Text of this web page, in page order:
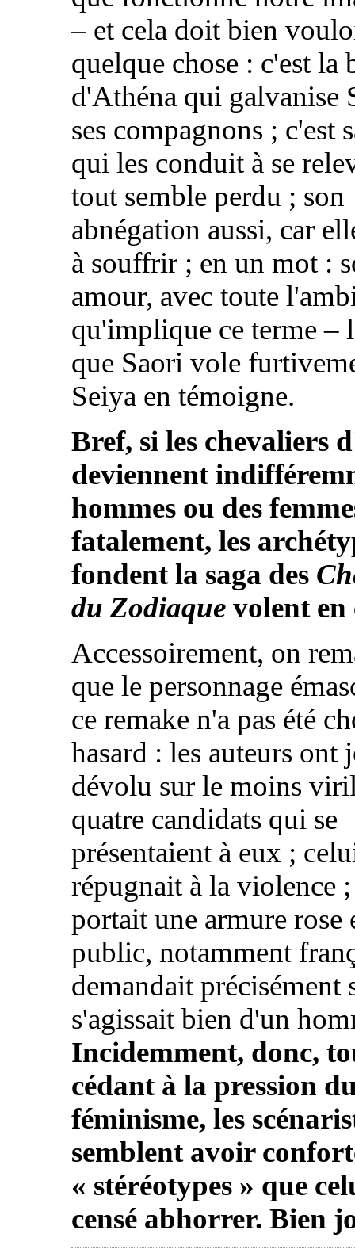
– et cela doit bien
quelque chose : c'est la
d'Athéna qui galvanise
ses compagnons ; c'est
qui les conduit à se
tout semble perdu ; son
abnégation aussi, car
à souffrir ; en un mot :
amour, avec toute
qu'implique ce terme –
que Saori vole
Seiya en témoigne.
Bref, si les chevaliers
deviennent
hommes ou des
fatalement, les
fondent la saga des
du Zodiaque volent en
Accessoirement, on
que le personnage
ce remake n'a pas été
hasard : les auteurs ont
dévolu sur le moins
quatre candidats qui se
présentaient à eux ;
répugnait à la violence
portait une armure rose
public, notamment
demandait précisément
s'agissait bien d'un
Incidemment, donc,
cédant à la pression
féminisme, les
semblent avoir
« stéréotypes » que
censé abhorrer. Bien